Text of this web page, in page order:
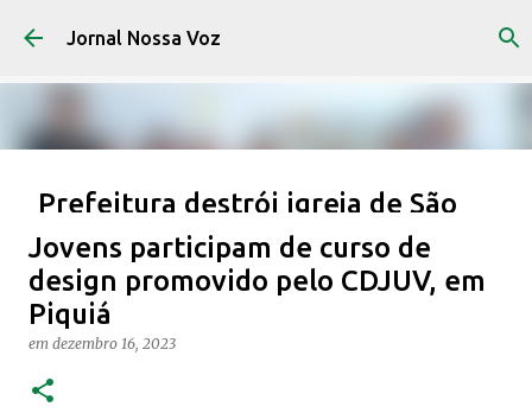
Pular para o conteúdo principal
Jornal Nossa Voz
Prefeitura destrói igreja de São
José em Piquiá de Baixo, sem
diálogo ou notificação prévia
em fevereiro 06, 2026
0
Jovens participam de curso de
design promovido pelo CDJUV, em
Piquiá
em dezembro 16, 2023